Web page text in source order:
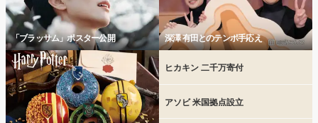
「ブラッサム」ポスター公開 深澤 有田とのテンポ手応え
ヒカキン 二千万寄付
アソビ 米国拠点設立